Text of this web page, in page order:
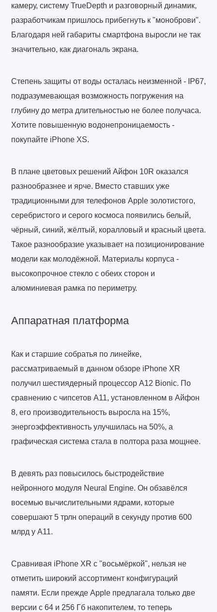
камеру, систему TrueDepth и разговорный динамик,
разработчикам пришлось прибегнуть к "моноброви".
Благодаря ней габариты смартфона выросли не так
значительно, как диагональ экрана.
Степень защиты от воды осталась неизменной - IP67,
подразумевающая возможность погружения на
глубину до метра длительностью не более получаса.
Хотите повышенную водонепроницаемость -
покупайте iPhone XS.
В плане цветовых решений Айфон 10R оказался
разнообразнее и ярче. Вместо ставших уже
традиционными для телефонов Apple золотистого,
серебристого и серого космоса появились белый,
чёрный, синий, жёлтый, коралловый и красный цвета.
Такое разнообразие указывает на позиционирование
модели как молодёжной. Материалы корпуса -
высокопрочное стекло с обеих сторон и
алюминиевая рамка по периметру.
Аппаратная платформа
Как и старшие собратья по линейке,
рассматриваемый в данном обзоре iPhone XR
получил шестиядерный процессор A12 Bionic. По
сравнению с чипсетов A11, установленном в Айфон
8, его производительность выросла на 15%,
энергоэффективность улучшилась на 50%, а
графическая система стала в полтора раза мощнее.
В девять раз повысилось быстродействие
нейронного модуля Neural Engine. Он обзавёлся
восемью вычислительными ядрами, которые
совершают 5 трлн операций в секунду против 600
млрд у A11.
Сравнивая iPhone XR с "восьмёркой", нельзя не
отметить широкий ассортимент конфигураций
памяти. Если прежде Apple предлагала только две
версии с 64 и 256 Гб накопителем, то теперь